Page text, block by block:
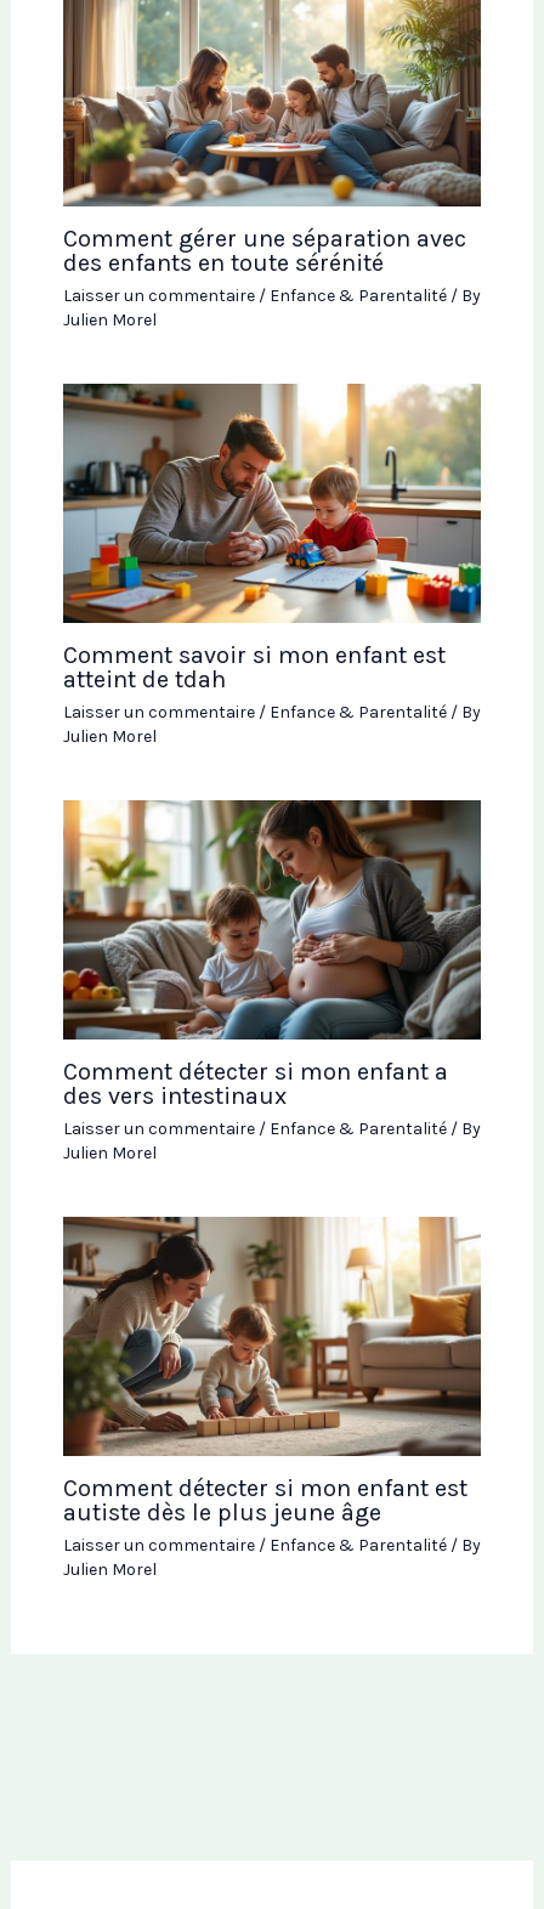
Comment gérer une séparation avec
des enfants en toute sérénité
Laisser un commentaire / Enfance & Parentalité/ By
Julien Morel
Comment savoir si mon enfant est
atteint de tdah
Laisser un commentaire / Enfance & Parentalité/ By
Julien Morel
Comment détecter si mon enfant a
des vers intestinaux
Laisser un commentaire / Enfance & Parentalité/ By
Julien Morel
Comment détecter si mon enfant est
autiste dès le plus jeune âge
Laisser un commentaire / Enfance & Parentalité/ By
Julien Morel